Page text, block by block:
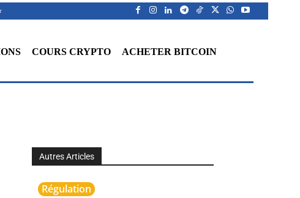
COURS CRYPTO ACHETER BITCOIN
Autres Articles
Régulation